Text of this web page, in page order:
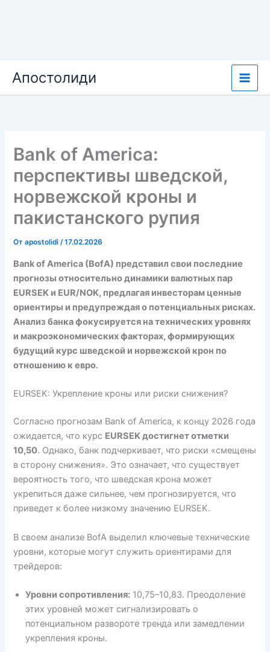
содержимому
Апостолиди
Bank of America:
перспективы шведской,
норвежской кроны и
пакистанского рупия
Отapostolidi/17.02.2026
Bank of America (BofA) представил свои последние
прогнозы относительно динамики валютных пар
EURSEK и EUR/NOK, предлагая инвесторам ценные
ориентиры и предупреждая о потенциальных рисках.
Анализ банка фокусируется на технических уровнях
и макроэкономических факторах, формирующих
будущий курс шведской и норвежской крон по
отношению к евро.
EURSEK: Укрепление кроны или риски снижения?
Согласно прогнозам Bank of America, к концу 2026 года
ожидается, что курс EURSEK достигнет отметки
10,50. Однако, банк подчеркивает, что риски «смещены
в сторону снижения». Это означает, что существует
вероятность того, что шведская крона может
укрепиться даже сильнее, чем прогнозируется, что
приведет к более низкому значению EURSEK.
В своем анализе BofA выделил ключевые технические
уровни, которые могут служить ориентирами для
трейдеров:
Уровни сопротивления: 10,75–10,83. Преодоление
этих уровней может сигнализировать о
потенциальном развороте тренда или замедлении
укрепления кроны.